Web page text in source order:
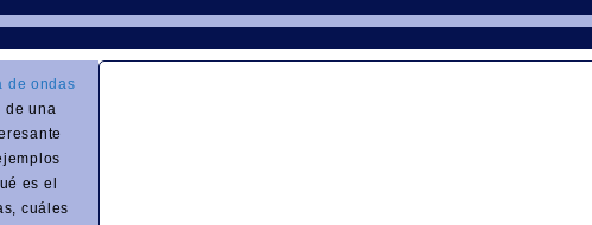
de ondas
de una
es el
cuáles